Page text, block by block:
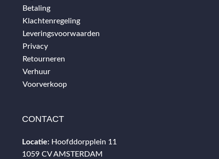
Betaling
Klachtenregeling
Leveringsvoorwaarden
Privacy
Retourneren
Verhuur
Voorverkoop
CONTACT
Locatie: Hoofddorpplein 11
1059 CV AMSTERDAM